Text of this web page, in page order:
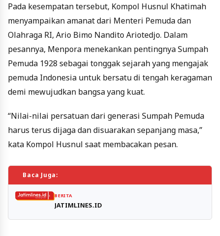
Pada kesempatan tersebut, Kompol Husnul Khatimah
menyampaikan amanat dari Menteri Pemuda dan
Olahraga RI, Ario Bimo Nandito Ariotedjo. Dalam
pesannya, Menpora menekankan pentingnya Sumpah
Pemuda 1928 sebagai tonggak sejarah yang mengajak
pemuda Indonesia untuk bersatu di tengah keragaman
demi mewujudkan bangsa yang kuat.
“Nilai-nilai persatuan dari generasi Sumpah Pemuda
harus terus dijaga dan disuarakan sepanjang masa,”
kata Kompol Husnul saat membacakan pesan.
Baca Juga:
BERITA
JATIMLINES.ID